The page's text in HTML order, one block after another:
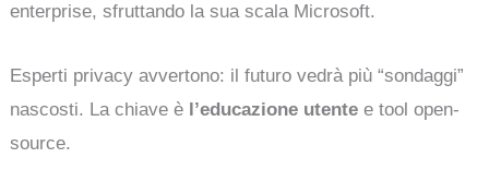
enterprise, sfruttando la sua scala Microsoft.
Esperti privacy avvertono: il futuro vedrà più “sondaggi”
nascosti. La chiave è l’educazione utente e tool open-
source.